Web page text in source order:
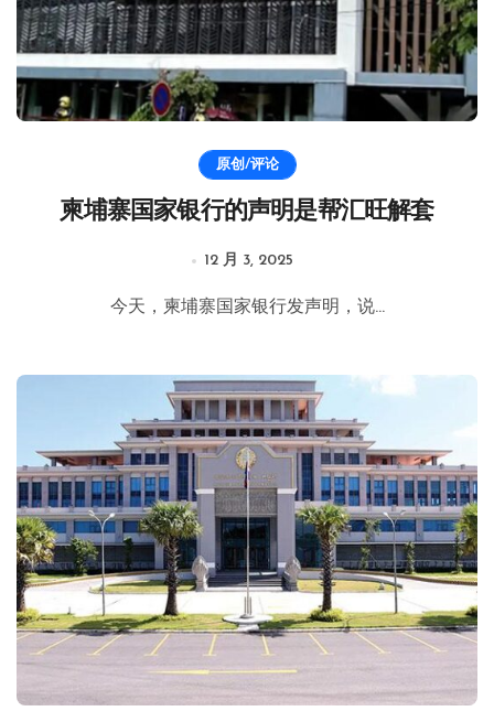
原创/评论
柬埔寨国家银行的声明是帮汇旺解套
12 月 3, 2025
今天，柬埔寨国家银行发声明，说...